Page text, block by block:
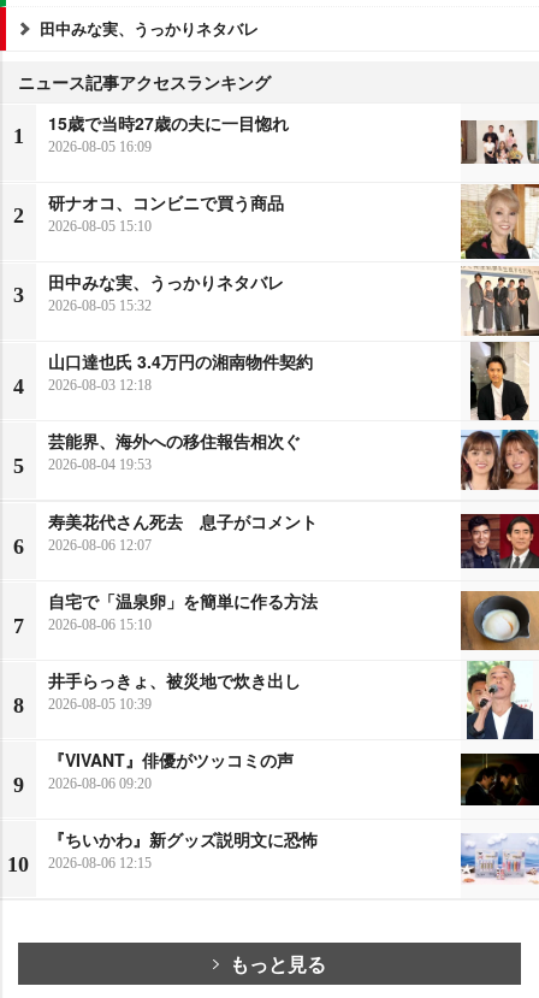
田中みな実、うっかりネタバレ
ニュース記事アクセスランキング
1
15歳で当時27歳の夫に一目惚れ
2026-08-05 16:09
2
研ナオコ、コンビニで買う商品
2026-08-05 15:10
3
田中みな実、うっかりネタバレ
2026-08-05 15:32
4
山口達也氏 3.4万円の湘南物件契約
2026-08-03 12:18
5
芸能界、海外への移住報告相次ぐ
2026-08-04 19:53
6
寿美花代さん死去 息子がコメント
2026-08-06 12:07
7
自宅で「温泉卵」を簡単に作る方法
2026-08-06 15:10
8
井手らっきょ、被災地で炊き出し
2026-08-05 10:39
9
『VIVANT』俳優がツッコミの声
2026-08-06 09:20
10
『ちいかわ』新グッズ説明文に恐怖
2026-08-06 12:15
もっと見る